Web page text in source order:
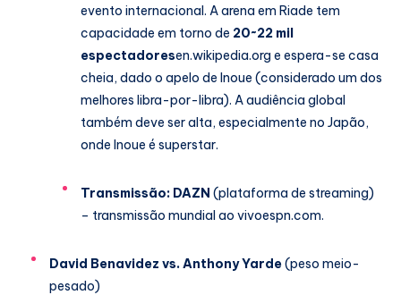
evento internacional. A arena em Riade tem
capacidade em torno de 20~22 mil
espectadoresen.wikipedia.org e espera-se casa
cheia, dado o apelo de Inoue (considerado um dos
melhores libra-por-libra). A audiência global
também deve ser alta, especialmente no Japão,
onde Inoue é superstar.
Transmissão: DAZN (plataforma de streaming)
– transmissão mundial ao vivoespn.com.
David Benavidez vs. Anthony Yarde(peso meio-
pesado)